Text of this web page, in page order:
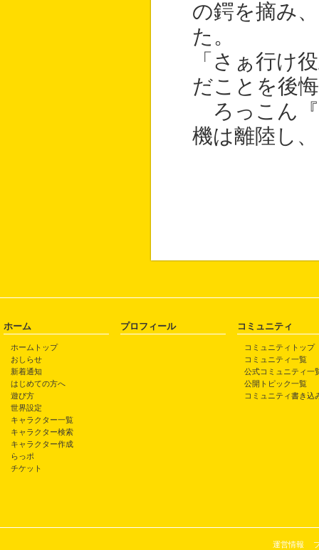
の鍔を摘み
た。
「さぁ行け
だことを後
ろっこん『
機は離陸し
ホーム
ホームトップ
おしらせ
新着通知
はじめての方へ
遊び方
世界設定
キャラクター一覧
キャラクター検索
キャラクター作成
らっポ
チケット
プロフィール コミュニティ
コミュニティトップ
コミュニティ一覧
公式コミュニティ一
公開トピック一覧
コミュニティ書き込
運営情報